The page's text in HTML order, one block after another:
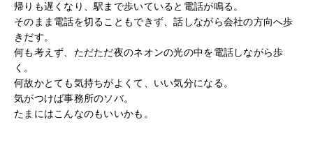
帰りも遅くなり、駅まで歩いていると電話が鳴る。
そのまま電話を切ることもできず、話しながら会社の方向へ歩
きだす。
何も考えず、ただただ夜のネオンの光の中を電話しながら歩
く。
何故かとても気持ちがよくて、いい気分になる。
気がつけば事務所のソバ。
たまにはこんなのもいいかも。